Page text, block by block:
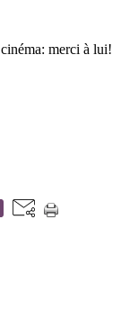
merci à lui!